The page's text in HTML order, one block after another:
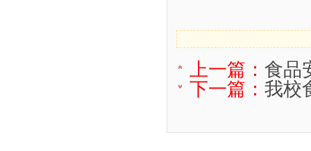
上一篇：食品
下一篇：我校